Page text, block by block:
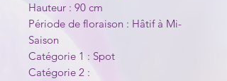
Hauteur : 90 cm
Période de floraison : Hâtif à Mi-
Saison
Catégorie 1 : Spot
Catégorie 2 :